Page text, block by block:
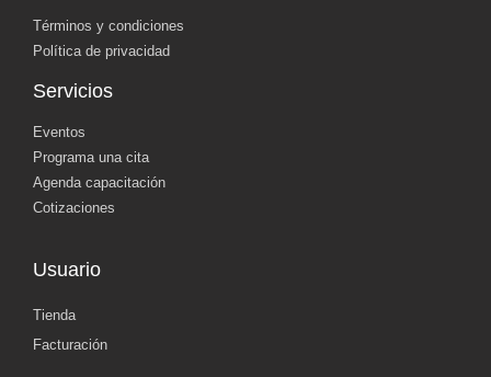
Términos y condiciones
Política de privacidad
Servicios
Eventos
Programa una cita
Agenda capacitación
Cotizaciones
Usuario
Tienda
Facturación